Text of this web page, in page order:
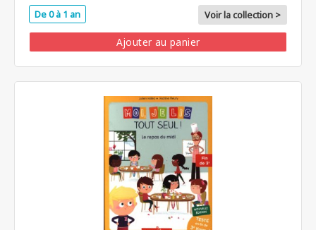
De 0 à 1 an Voir la collection >
Ajouter au panier